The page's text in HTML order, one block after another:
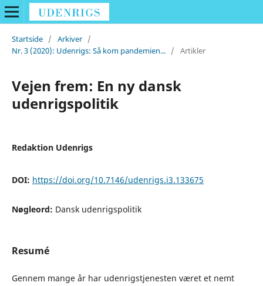
Startside / Arkiver /
Nr. 3 (2020): Udenrigs: Så kom pandemien... / Artikler
Vejen frem: En ny dansk
udenrigspolitik
Redaktion Udenrigs
DOI: https://doi.org/10.7146/udenrigs.i3.133675
Nøgleord: Dansk udenrigspolitik
Resumé
Gennem mange år har udenrigstjenesten været et nemt